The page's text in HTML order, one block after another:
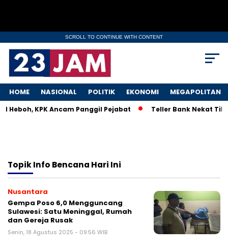
SCROLL TO CONTINUE WITH CONTENT
HOME NASIONAL POLITIK EKONOMI MEGAPOLITAN
KPK Ancam Panggil Pejabat Teller Bank Nekat
TopikInfo Bencana Hari Ini
Nusantara
Gempa Poso 6,0 Mengguncang
Sulawesi: Satu Meninggal, Rumah
dan Gereja Rusak
Senin, 18 Agustus 2025 - 09:56 WIB